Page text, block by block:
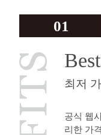
01
최저
공식 웹
리한 가